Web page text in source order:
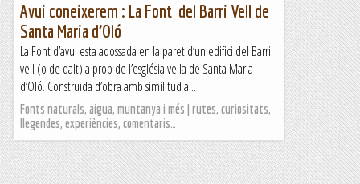
Avui coneixerem : La Font del Barri Vell de
Santa Maria d’Oló
La Font d’avui esta adossada en la paret d’un edifici del Barri
vell (o de dalt) a prop de l’església vella de Santa Maria
d’Oló. Construïda d’obra amb similitud a...
Fonts naturals, aigua, muntanya i més | rutes, curiositats,
llegendes, experiències, comentaris…